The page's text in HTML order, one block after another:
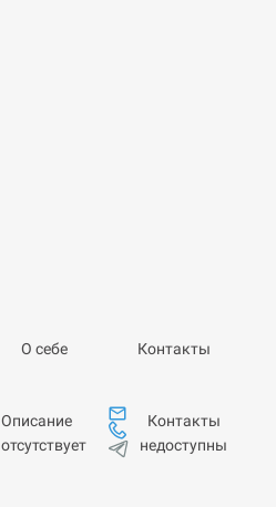
О себе Контакты
Описание
отсутствует
Контакты
недоступны